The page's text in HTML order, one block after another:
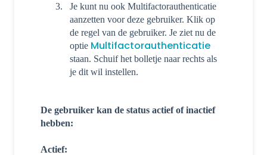
Je kunt nu ook Multifactorauthenticatie
aanzetten voor deze gebruiker. Klik op
de regel van de gebruiker. Je ziet nu de
optie Multifactorauthenticatie
staan. Schuif het bolletje naar rechts als
je dit wil instellen.
De gebruiker kan de status actief of inactief
hebben:
Actief: